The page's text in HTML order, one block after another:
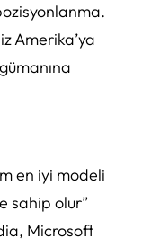
Amerika’ya
en iyi modeli
sahip olur”
Microsoft